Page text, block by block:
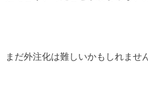
まだ外注化は難しいかもしれません